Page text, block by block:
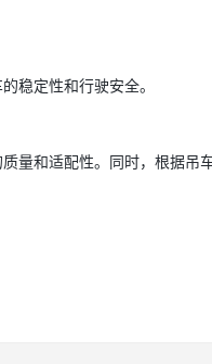
稳定性和行驶安全。
量和适配性。同时，根据吊